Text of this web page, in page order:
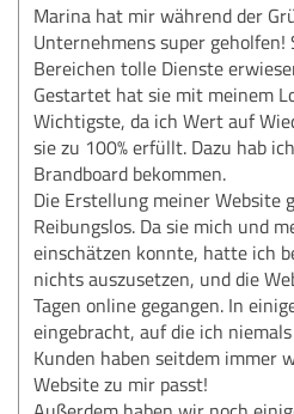
Marina hat mir während der
Unternehmens super
Bereichen tolle Dienste
Gestartet hat sie mit meinem
Wichtigste, da ich Wert auf
sie zu 100% erfüllt. Dazu hab
Brandboard bekommen.
Die Erstellung meiner Website
Reibungslos. Da sie mich und
einschätzen konnte, hatte ich
nichts auszusetzen, und die
Tagen online gegangen. In
eingebracht, auf die ich
Kunden haben seitdem immer
Website zu mir passt!